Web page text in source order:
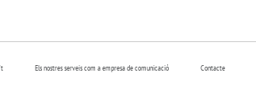
Els nostres serveis com a empresa de comunicació Contacte